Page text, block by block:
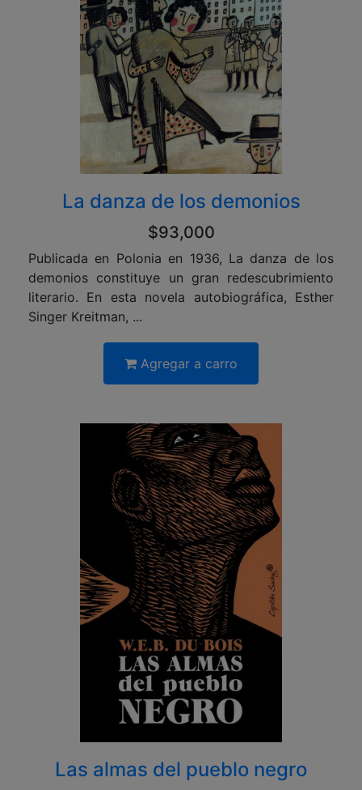
La danza de los demonios
$93,000
Publicada en Polonia en 1936, La danza de los
demonios constituye un gran redescubrimiento
literario. En esta novela autobiográfica, Esther
Singer Kreitman, ...
Agregar a carro
Las almas del pueblo negro